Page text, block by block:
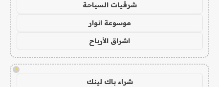
شرقيات السياحة
موسوعة انوار
اشراق الأرباح
!
شراء باك لينك